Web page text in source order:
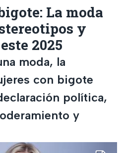
La moda
y
2025
moda, la
con bigote
política,
y